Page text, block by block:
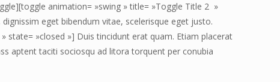
animation= »swing » title= »Toggle Title 2 »
eget bibendum vitae, scelerisque eget justo.
»closed »] Duis tincidunt erat quam. Etiam placerat
aptent taciti sociosqu ad litora torquent per conubia